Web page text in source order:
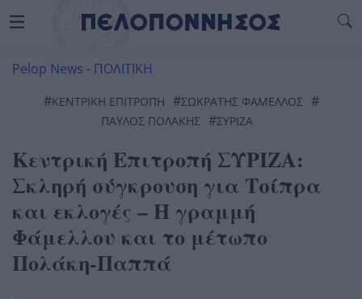
Pelop News - ΠΟΛΙΤΙΚΗ
#ΚΕΝΤΡΙΚΉ ΕΠΙΤΡΟΠΉ #ΣΩΚΡΆΤΗΣ ΦΆΜΕΛΛΟΣ #
ΠΑΎΛΟΣ ΠΟΛΆΚΗΣ #ΣΥΡΙΖΑ
Κεντρική Επιτροπή ΣΥΡΙΖΑ:
Σκληρή σύγκρουση για Τσίπρα
και εκλογές – Η γραμμή
Φάμελλου και το μέτωπο
Πολάκη-Παππά